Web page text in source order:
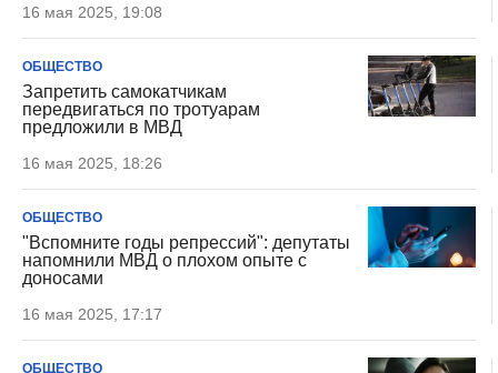
16 мая 2025, 19:08
ОБЩЕСТВО
Запретить самокатчикам
передвигаться по тротуарам
предложили в МВД
16 мая 2025, 18:26
ОБЩЕСТВО
"Вспомните годы репрессий": депутаты
напомнили МВД о плохом опыте с
доносами
16 мая 2025, 17:17
ОБЩЕСТВО